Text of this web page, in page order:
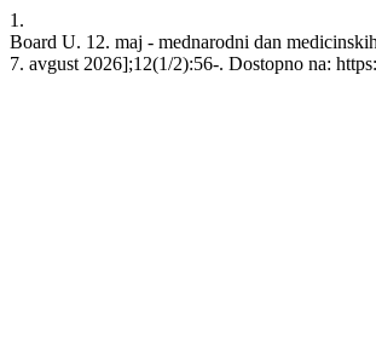
1.
Board U. 12. maj - mednarodni dan
7. avgust 2026];12(1/2):56-. Dostopno na: